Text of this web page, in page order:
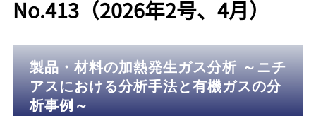
No.413（2026年2号、4月）
製品・材料の加熱発生ガス分析 ～ニチ
アスにおける分析手法と有機ガスの分
析事例～